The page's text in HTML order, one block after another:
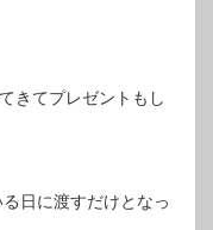
きてプレゼントもし
日に渡すだけとなっ